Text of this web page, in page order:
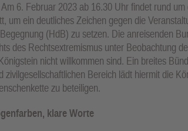
6. Februar 2023 ab 16.30 Uhr findet rund
um ein deutliches Zeichen gegen die
(HdB) zu setzen. Die anreisenden
des Rechtsextremismus unter Beobachtung
nicht willkommen sind. Ein breites
zivilgesellschaftlichen Bereich lädt hiermit die
zu beteiligen.
klare Worte